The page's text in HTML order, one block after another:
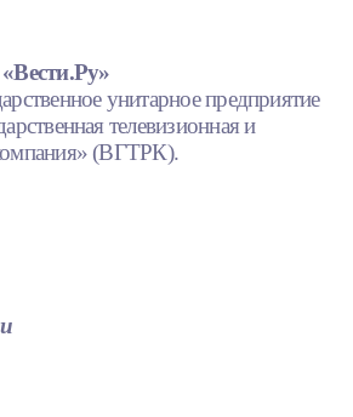
унитарное предприятие
телевизионная и
(ВГТРК).